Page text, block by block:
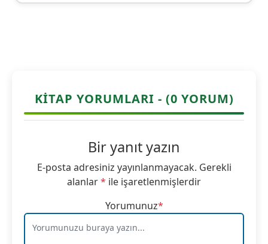
KITAP YORUMLARI - (0 YORUM)
Bir yanıt yazın
E-posta adresiniz yayınlanmayacak. Gerekli
alanlar* ile işaretlenmişlerdir
Yorumunuz*